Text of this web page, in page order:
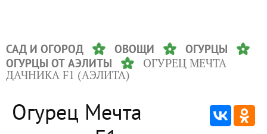
САД И ОГОРОД ОВОЩИ
ОГУРЦЫ
ОГУРЦЫ ОТ АЭЛИТЫ
ОГУРЕЦ МЕЧТА
ДАЧНИКА F1 (АЭЛИТА)
Огурец Мечта